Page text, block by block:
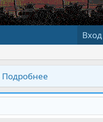
Вход
Подробнее